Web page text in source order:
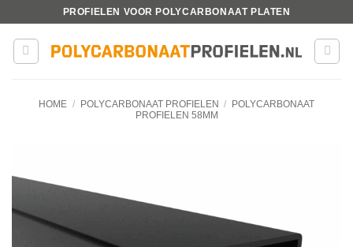
inhoud
PROFIELEN VOOR POLYCARBONAAT PLATEN
HOME / POLYCARBONAAT PROFIELEN /
POLYCARBONAAT
PROFIELEN 58MM